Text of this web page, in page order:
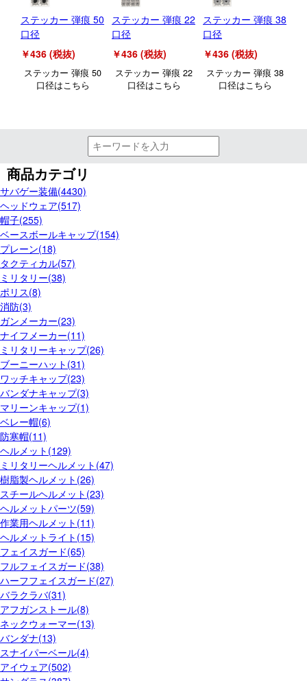
ステッカー 弾痕 50
口径
￥436 (税抜)
ステッカー 弾痕 50
口径はこちら
ステッカー 弾痕 22
口径
￥436 (税抜)
ステッカー 弾痕 22
口径はこちら
ステッカー 弾痕 38
口径
￥436 (税抜)
ステッカー 弾痕 38
口径はこちら
商品カテゴリ
サバゲー装備(4430)
ヘッドウェア(517)
帽子(255)
ベースボールキャップ(154)
プレーン(18)
タクティカル(57)
ミリタリー(38)
ポリス(8)
消防(3)
ガンメーカー(23)
ナイフメーカー(11)
ミリタリーキャップ(26)
ブーニーハット(31)
ワッチキャップ(23)
バンダナキャップ(3)
マリーンキャップ(1)
ベレー帽(6)
防寒帽(11)
ヘルメット(129)
ミリタリーヘルメット(47)
樹脂製ヘルメット(26)
スチールヘルメット(23)
ヘルメットパーツ(59)
作業用ヘルメット(11)
ヘルメットライト(15)
フェイスガード(65)
フルフェイスガード(38)
ハーフフェイスガード(27)
バラクラバ(31)
アフガンストール(8)
ネックウォーマー(13)
バンダナ(13)
スナイパーベール(4)
アイウェア(502)